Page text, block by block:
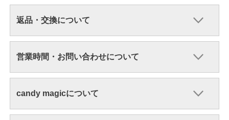
返品・交換について
営業時間・お問い合わせについて
candy magicについて